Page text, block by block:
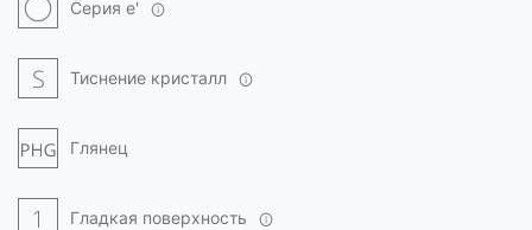
Серия e'
Тиснение кристалл
Глянец
Гладкая поверхность